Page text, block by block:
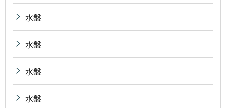
水盤
水盤
水盤
水盤